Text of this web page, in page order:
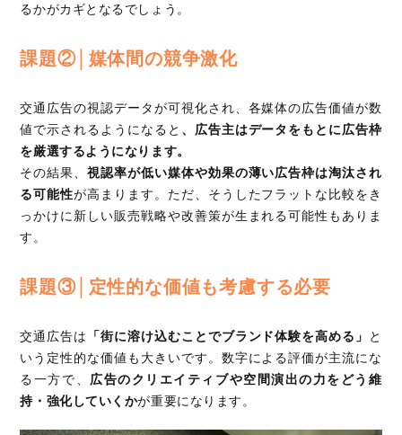
るかがカギとなるでしょう。
課題②│媒体間の競争激化
交通広告の視認データが可視化され、各媒体の広告価値が数
値で示されるようになると 、広告主はデータをもとに広告枠
を厳選するようになります。
その結果、視認率が低い媒体や効果の薄い広告枠は淘汰され
る可能性が高まります。ただ、そうしたフラットな比較をき
っかけに新しい販売戦略や改善策が生まれる可能性もありま
す。
課題③│定性的な価値も考慮する必要
交通広告は 「街に溶け込むことでブランド体験を高める」
と
いう定性的な価値も大きいです。数字による評価が主流にな
る一方で、 広告のクリエイティブや空間演出の力をどう維
持・強化していくかが重要になります。